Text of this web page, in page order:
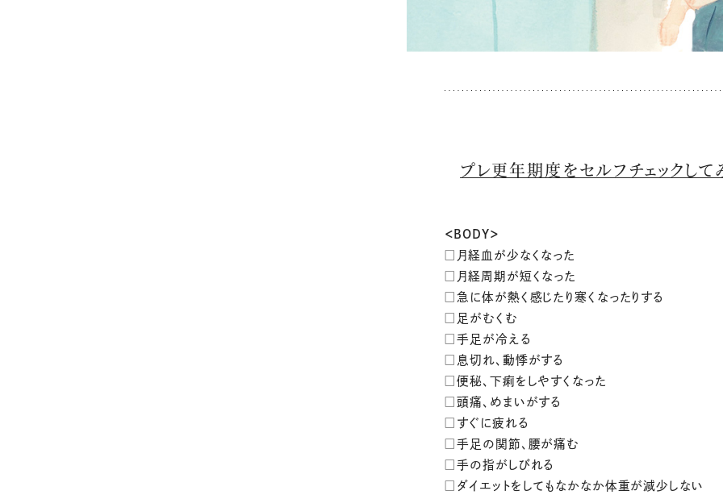
プレ更年期度をセルフチェックして
＜BODY＞
□月経血が少なくなった
□月経周期が短くなった
□急に体が熱く感じたり寒くなったりする
□足がむくむ
□手足が冷える
□息切れ、動悸がする
□便秘、下痢をしやすくなった
□頭痛、めまいがする
□すぐに疲れる
□手足の関節、腰が痛む
□手の指がしびれる
□ダイエットをしてもなかなか体重が減少しない